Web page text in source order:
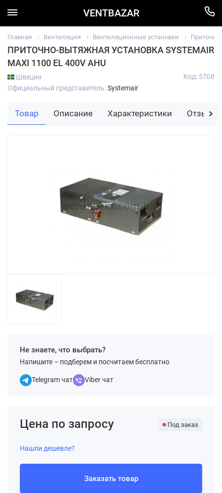
VENTBAZAR
Главная Вентиляция Вентиляционные установки
ПРИТОЧНО-ВЫТЯЖНАЯ УСТАНОВКА SYSTEMAIR
MAXI 1100 EL 400V AHU
Швеция
Официальный представитель:Systemair
Код: 5708
Не знаете, что выбрать?
Напишите – подберем и посчитаем бесплатно
Telegram чат Viber чат
Цена по запросу Под заказ
Нашли дешевле?
Заказать товар
Товар Описание Характеристики Отзывы